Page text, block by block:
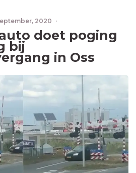
2020 ·
doet poging
bij
in Oss